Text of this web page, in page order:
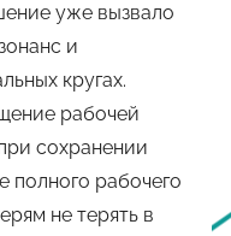
уже вызвало
и
кругах.
рабочей
сохранении
полного рабочего
не терять в